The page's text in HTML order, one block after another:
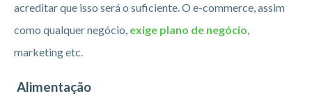
acreditar que isso será o suficiente. O e-commerce, assim
como qualquer negócio, exige plano de negócio,
marketing etc.
Alimentação